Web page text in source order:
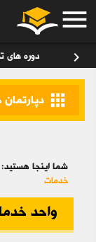
menu
chevron_right دوره های
apps دپارتمان
شما اینجا هستید:
خدمات
واحد